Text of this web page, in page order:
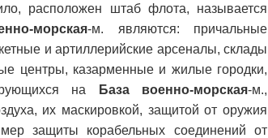
расположен штаб флота, называется
морская-м. являются: причальные
и артиллерийские арсеналы, склады
центры, казарменные и жилые городки,
на
База военно-морская-м.,
их маскировкой, защитой от оружия
защиты корабельных соединений от